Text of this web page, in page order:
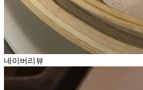
네이버리뷰